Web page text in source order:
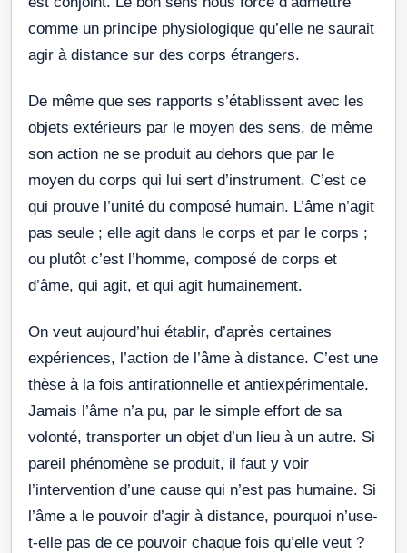
comme un principe physiologique qu’elle ne saurait
agir à distance sur des corps étrangers.
De même que ses rapports s’établissent avec les
objets extérieurs par le moyen des sens, de même
son action ne se produit au dehors que par le
moyen du corps qui lui sert d’instrument. C’est ce
qui prouve l’unité du composé humain. L’âme n’agit
pas seule ; elle agit dans le corps et par le corps ;
ou plutôt c’est l’homme, composé de corps et
d’âme, qui agit, et qui agit humainement.
On veut aujourd’hui établir, d’après certaines
expériences, l’action de l’âme à distance. C’est une
thèse à la fois antirationnelle et antiexpérimentale.
Jamais l’âme n’a pu, par le simple effort de sa
volonté, transporter un objet d’un lieu à un autre. Si
pareil phénomène se produit, il faut y voir
l’intervention d’une cause qui n’est pas humaine. Si
l’âme a le pouvoir d’agir à distance, pourquoi n’use-
t-elle pas de ce pouvoir chaque fois qu’elle veut ?